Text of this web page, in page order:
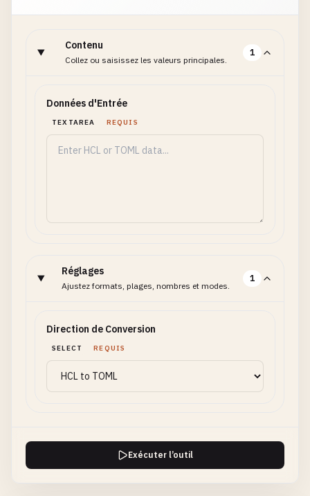
Contenu
Collez ou saisissez les valeurs principales.
1
Données d'Entrée
TEXTAREA REQUIS
Réglages
Ajustez formats, plages, nombres et modes.
1
Direction de Conversion
SELECT REQUIS
Exécuter l’outil